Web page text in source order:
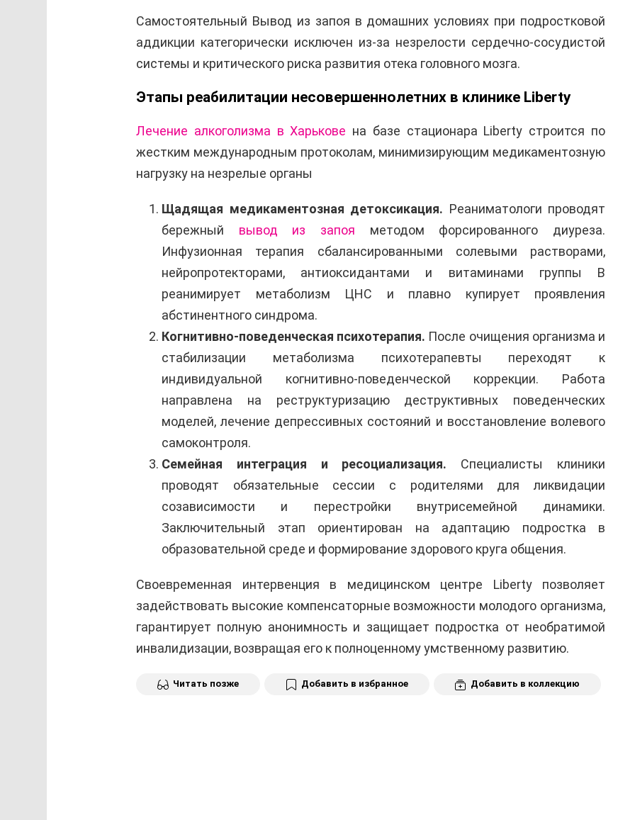
Самостоятельный Вывод из запоя в домашних условиях при подростковой
аддикции категорически исключен из-за незрелости сердечно-сосудистой
системы и критического риска развития отека головного мозга.
Этапы реабилитации несовершеннолетних в клинике Liberty
Лечение алкоголизма в Харькове на базе стационара Liberty строится по
жестким международным протоколам, минимизирующим медикаментозную
нагрузку на незрелые органы
Щадящая медикаментозная детоксикация. Реаниматологи проводят
бережный вывод из запоя методом форсированного диуреза.
Инфузионная терапия сбалансированными солевыми растворами,
нейропротекторами, антиоксидантами и витаминами группы B
реанимирует метаболизм ЦНС и плавно купирует проявления
абстинентного синдрома.
Когнитивно-поведенческая психотерапия. После очищения организма и
стабилизации метаболизма психотерапевты переходят к
индивидуальной когнитивно-поведенческой коррекции. Работа
направлена на реструктуризацию деструктивных поведенческих
моделей, лечение депрессивных состояний и восстановление волевого
самоконтроля.
Семейная интеграция и ресоциализация. Специалисты клиники
проводят обязательные сессии с родителями для ликвидации
созависимости и перестройки внутрисемейной динамики.
Заключительный этап ориентирован на адаптацию подростка в
образовательной среде и формирование здорового круга общения.
Своевременная интервенция в медицинском центре Liberty позволяет
задействовать высокие компенсаторные возможности молодого организма,
гарантирует полную анонимность и защищает подростка от необратимой
инвалидизации, возвращая его к полноценному умственному развитию.
Читать позже Добавить в избранное Добавить в коллекцию